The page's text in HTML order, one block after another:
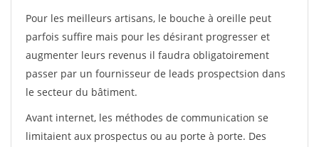
Pour les meilleurs artisans, le bouche à oreille peut
parfois suffire mais pour les désirant progresser et
augmenter leurs revenus il faudra obligatoirement
passer par un fournisseur de leads prospectsion dans
le secteur du bâtiment.
Avant internet, les méthodes de communication se
limitaient aux prospectus ou au porte à porte. Des